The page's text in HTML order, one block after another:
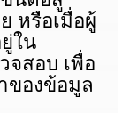
หรือเมื่อผู้
ใน
จสอบ เพื่อ
ของข้อมูล
หมาย